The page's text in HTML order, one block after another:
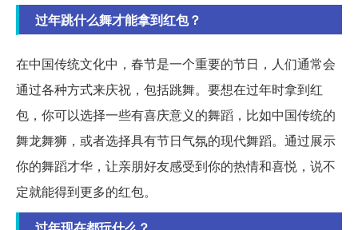
过年跳什么舞才能拿到红包？
在中国传统文化中，春节是一个重要的节日，人们通常会
通过各种方式来庆祝，包括跳舞。要想在过年时拿到红
包，你可以选择一些有喜庆意义的舞蹈，比如中国传统的
舞龙舞狮，或者选择具有节日气氛的现代舞蹈。通过展示
你的舞蹈才华，让亲朋好友感受到你的热情和喜悦，说不
定就能得到更多的红包。